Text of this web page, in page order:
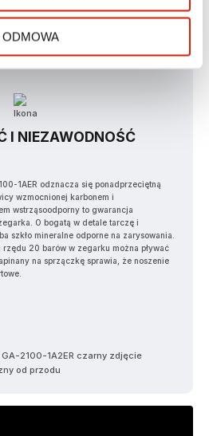
ODMOWA
I NIEZAWODNOŚĆ
1AER odznacza się ponadprzeciętną
wzmocnionej karbonem i
wstrząsoodporny to gwarancja
O bogatą w detale tarczę i
szkło mineralne odporne na zarysowania.
20 barów w zegarku można pływać
na sprzączkę sprawia, że noszenie